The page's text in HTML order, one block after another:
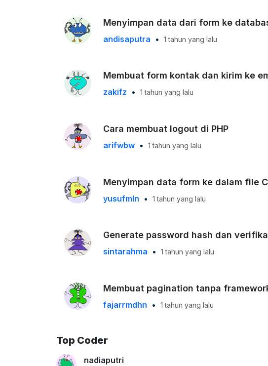
Menyimpan data dari form ke
andisaputra • 1 tahun yang lalu
Membuat form kontak dan kirim ke
zakifz • 1 tahun yang lalu
Cara membuat logout di PHP
arifwbw • 1 tahun yang lalu
Menyimpan data form ke dalam file
yusufmln • 1 tahun yang lalu
Generate password hash dan
sintarahma • 1 tahun yang lalu
Membuat pagination tanpa
fajarrmdhn • 1 tahun yang lalu
Top Coder
nadiaputri